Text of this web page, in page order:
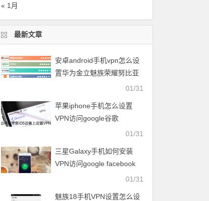
« 1月
最新文章
安卓android手机vpn怎么设
置华为金立魅族荣耀努比亚
一加vivo小米OPPO中兴联想
01/31
苹果iphone手机怎么设置
VPN访问google谷歌
01/31
三星Galaxy手机如何安装
VPN访问google facebook
01/31
魅族18手机VPN设置怎么设